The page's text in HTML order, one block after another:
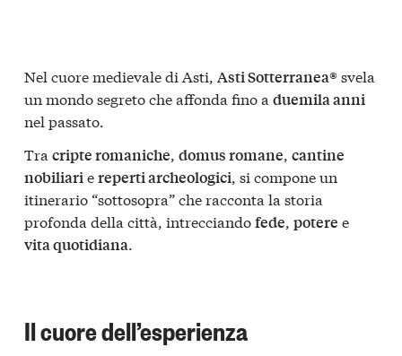
Nel cuore medievale di Asti, Asti Sotterranea® svela
un mondo segreto che affonda fino a duemila anni
nel passato.
Tra cripte romaniche, domus romane, cantine
nobiliariereperti archeologici, si compone un
itinerario “sottosopra” che racconta la storia
profonda della città, intrecciandofede, potere e
vita quotidiana.
Il cuore dell’esperienza